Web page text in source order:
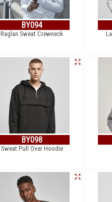
BY094
Raglan Sweat Crewneck
BY098
Sweat Pull Over Hoodie